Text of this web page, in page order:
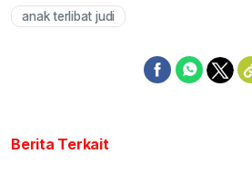
anak terlibat judi
Berita Terkait